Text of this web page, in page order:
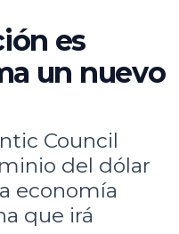
es
un nuevo
Council
del dólar
economía
que irá